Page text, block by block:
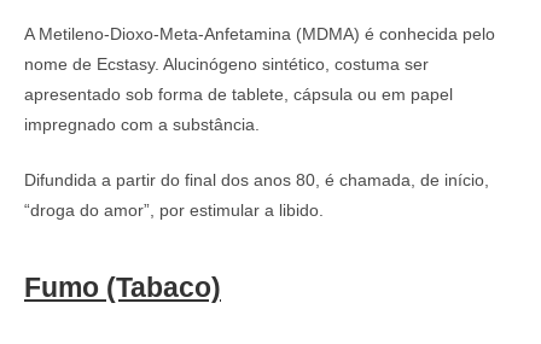
A Metileno-Dioxo-Meta-Anfetamina (MDMA) é conhecida pelo
nome de Ecstasy. Alucinógeno sintético, costuma ser
apresentado sob forma de tablete, cápsula ou em papel
impregnado com a substância.
Difundida a partir do final dos anos 80, é chamada, de início,
“droga do amor”, por estimular a libido.
Fumo (Tabaco)